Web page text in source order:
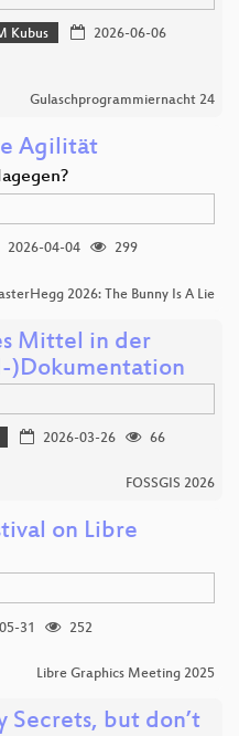
Kubus
2026-06-06
Gulaschprogrammiernacht 24
Agilität
2026-04-04
299
2026: The Bunny Is A Lie
Mittel in der
)Dokumentation
2026-03-26
66
FOSSGIS 2026
on Libre
31
252
Libre Graphics Meeting 2025
Secrets, but don’t